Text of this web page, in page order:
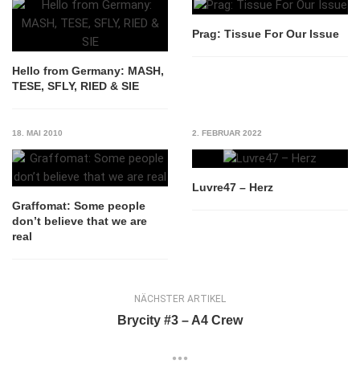
Hello from Germany: MASH,
TESE, SFLY, RIED & SIE
Prag: Tissue For Our Issue
18. MAI 2010
Graffomat: Some people
don’t believe that we are
real
2. FEBRUAR 2022
Luvre47 – Herz
NÄCHSTER ARTIKEL
Brycity #3 – A4 Crew